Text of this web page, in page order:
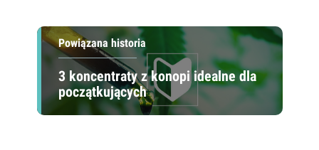
Powiązana historia
3 koncentraty z konopi idealne dla
początkujących